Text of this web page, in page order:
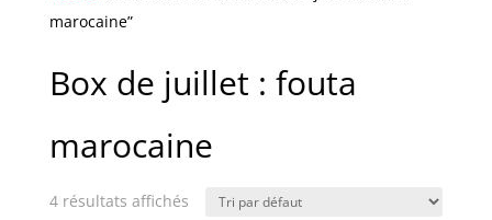
marocaine”
Box de juillet : fouta
marocaine
4 résultats affichés